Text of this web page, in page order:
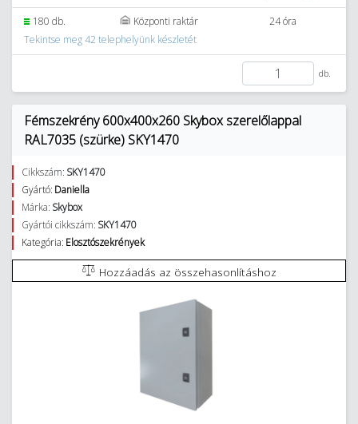
180 db. Központi raktár
24 óra
Tekintse meg 42 telephelyünk készletét
db.
Fémszekrény 600x400x260 Skybox szerelőlappal
RAL7035 (szürke) SKY1470
Cikkszám: SKY1470
Gyártó: Daniella
Márka: Skybox
Gyártói cikkszám: SKY1470
Kategória: Elosztószekrények
Hozzáadás az összehasonlításhoz